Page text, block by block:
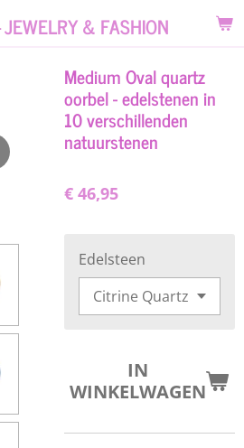
& FASHION
Medium Oval quartz
oorbel - edelstenen in
10 verschillenden
natuurstenen
€ 46,95
Edelsteen
IN
WINKELWAGEN